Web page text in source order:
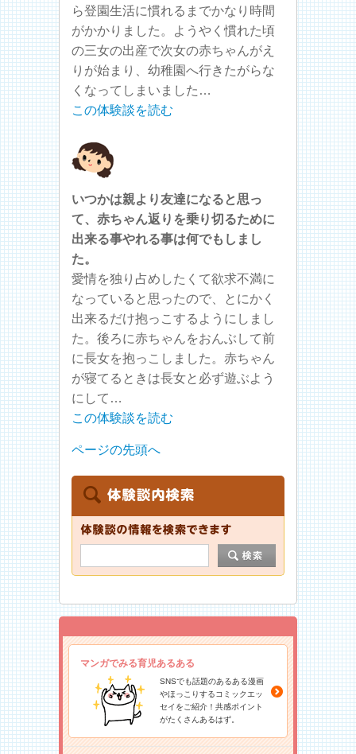
ら登園生活に慣れるまでかなり時間
がかかりました。ようやく慣れた頃
の三女の出産で次女の赤ちゃんがえ
りが始まり、幼稚園へ行きたがらな
くなってしまいました…
この体験談を読む
いつかは親より友達になると思っ
て、赤ちゃん返りを乗り切るために
出来る事やれる事は何でもしまし
た。
愛情を独り占めしたくて欲求不満に
なっていると思ったので、とにかく
出来るだけ抱っこするようにしまし
た。後ろに赤ちゃんをおんぶして前
に長女を抱っこしました。赤ちゃん
が寝てるときは長女と必ず遊ぶよう
にして…
この体験談を読む
ページの先頭へ
マンガでみる育児あるある
SNSでも話題のあるある漫画
やほっこりするコミックエッ
セイをご紹介！共感ポイント
がたくさんあるはず。